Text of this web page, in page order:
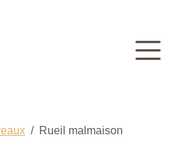
Rueil malmaison